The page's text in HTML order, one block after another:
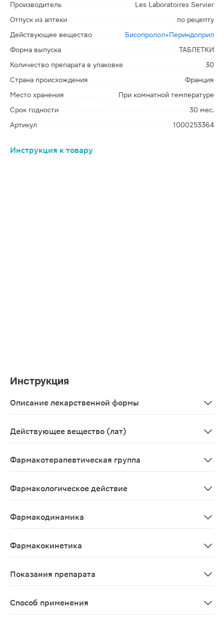
Производитель
Les Laboratoires Servier
Отпуск из аптеки
по рецепту
Действующее вещество
Бисопролол+Периндоприл
Форма выпуска
ТАБЛЕТКИ
Количество препарата в упаковке
30
Страна происхождения
Франция
Место хранения
При комнатной температуре
Срок годности
30 мес.
Артикул
1000253364
Инструкция к товару
Инструкция
Описание лекарственной формы
Действующее вещество (лат)
Фармакотерапевтическая группа
Фармакологическое действие
Фармакодинамика
Фармакокинетика
Показания препарата
Способ применения